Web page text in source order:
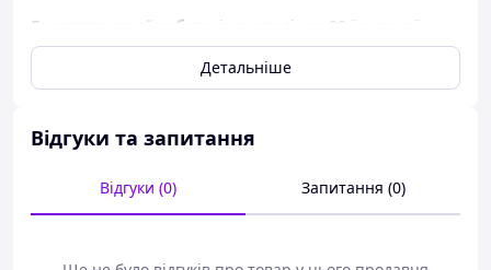
Браслет ручної роботи
із символікою 20-ї окремої
бригади безпілотних систем «К-2». Виріб поєднує чорне
плетіння та латунні елементи з гільз калібрів 12,7;
7,62х39; 5,56х45 із гравіюванням знака підрозділу й
Такий браслет підійде як пам'ятний аксесуар,
волонтеру або людині, якій близька тематика
українських безпілотних систем.
Детальніше
Відгуки та запитання
Відгуки (0) Запитання (0)